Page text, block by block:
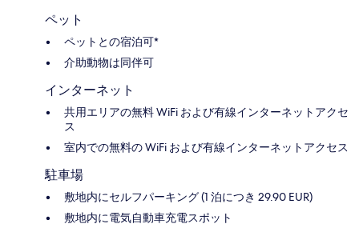
ペット
ペットとの宿泊可*
介助動物は同伴可
インターネット
共用エリアの無料 WiFi および有線インターネットアクセ
ス
室内での無料の WiFi および有線インターネットアクセス
駐車場
敷地内にセルフパーキング (1 泊につき 29.90 EUR)
敷地内に電気自動車充電スポット